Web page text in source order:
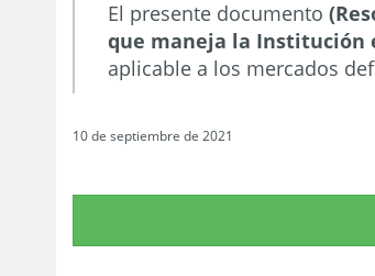
El presente documento
que maneja la Institución
aplicable a los mercados
10 de septiembre de 2021